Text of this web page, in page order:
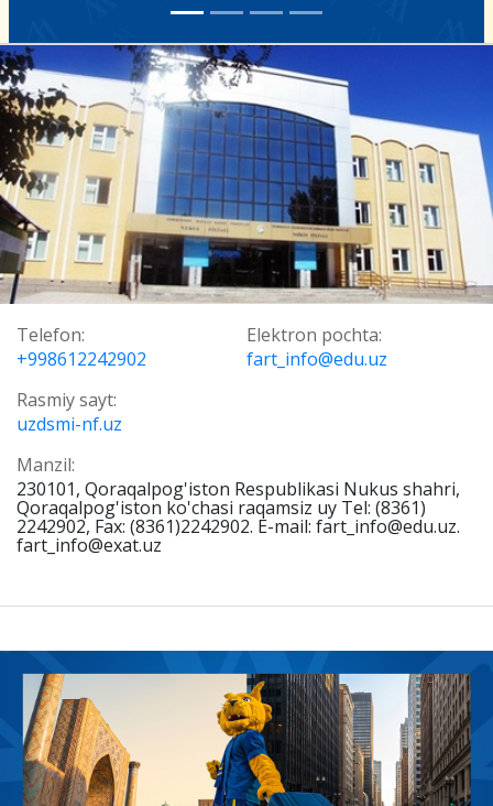
Telefon:
+998612242902
Elektron pochta:
fart_info@edu.uz
Rasmiy sayt:
uzdsmi-nf.uz
Manzil:
230101, Qoraqalpog'iston Respublikasi Nukus shahri,
Qoraqalpog'iston ko'chasi raqamsiz uy Tel: (8361)
2242902, Fax: (8361)2242902. E-mail: fart_info@edu.uz.
fart_info@exat.uz